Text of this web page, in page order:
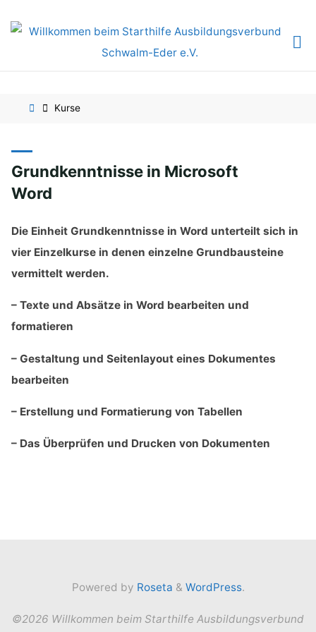
HomeKurse
Grundkenntnisse in Microsoft
Word
Die Einheit Grundkenntnisse in Word unterteilt sich in
vier Einzelkurse in denen einzelne Grundbausteine
vermittelt werden.
– Texte und Absätze in Word bearbeiten und
formatieren
– Gestaltung und Seitenlayout eines Dokumentes
bearbeiten
– Erstellung und Formatierung von Tabellen
– Das Überprüfen und Drucken von Dokumenten
Powered by Roseta & WordPress.
©2026 Willkommen beim Starthilfe Ausbildungsverbund